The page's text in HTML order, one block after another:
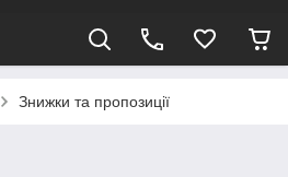
Знижки та пропозиції